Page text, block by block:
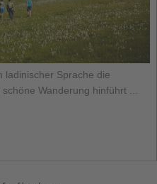
ladinischer Sprache die
Wanderung hinführt ...